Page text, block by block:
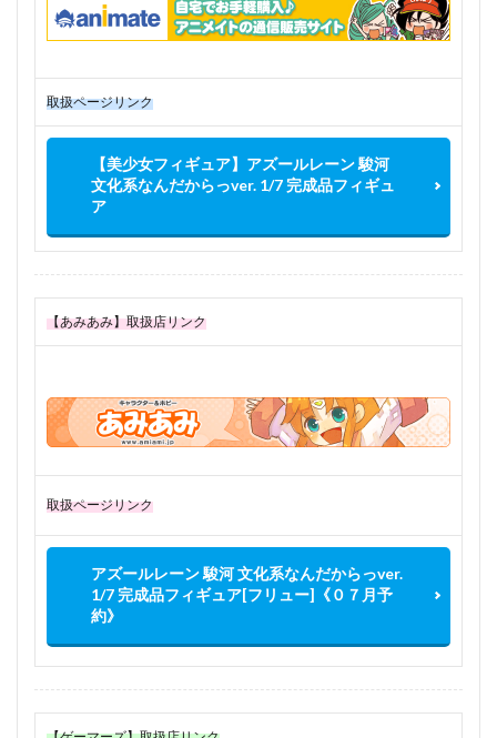
取扱ページリンク
【美少女フィギュア】アズールレーン 駿河
文化系なんだからっver. 1/7 完成品フィギュ
ア
【あみあみ】取扱店リンク
取扱ページリンク
アズールレーン 駿河 文化系なんだからっver.
1/7 完成品フィギュア[フリュー]《０７月予
約》